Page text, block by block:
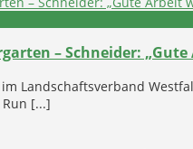
– Schneider:
Landschaftsverband
[...]